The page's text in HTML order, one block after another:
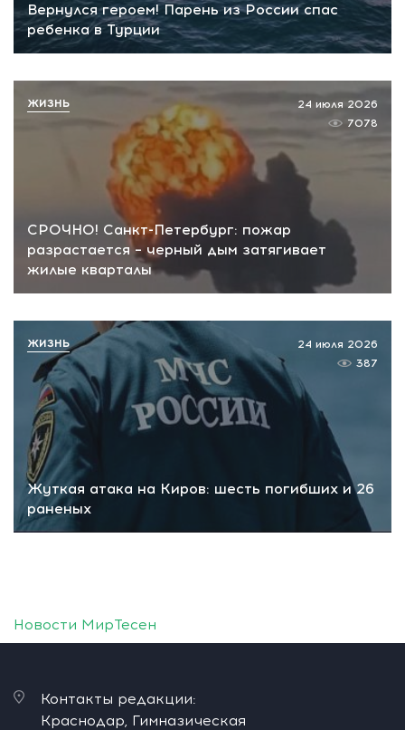
Вернулся героем! Парень из России спас
ребенка в Турции
СРОЧНО! Санкт-Петербург: пожар
разрастается – черный дым затягивает
жилые кварталы
24 июля 2026
7078
ЖИЗНЬ
Жуткая атака на Киров: шесть погибших и 26
раненых
24 июля 2026
387
ЖИЗНЬ
Новости МирТесен
Контакты редакции:
Краснодар, Гимназическая